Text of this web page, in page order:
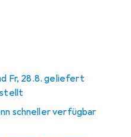
Fr, 28.8. geliefert
schneller verfügbar